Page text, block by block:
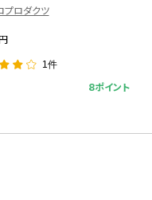
プロダクツ
1件
8ポイント